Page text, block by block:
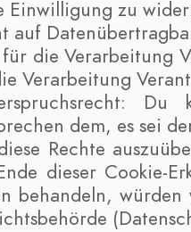
Einwilligung zu
auf
die Verarbeitung
Verarbeitung
dem, es sei
Rechte
dieser Cookie-
behandeln,